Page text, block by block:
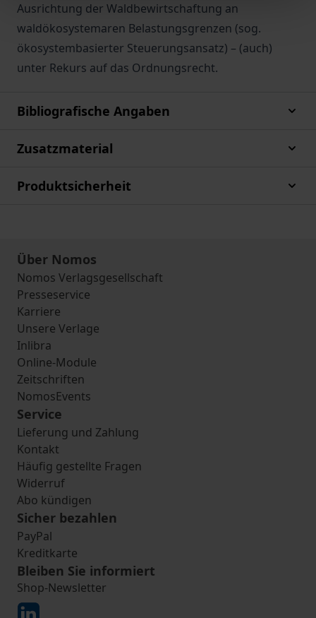
Ausrichtung der Waldbewirtschaftung an
waldökosystemaren Belastungsgrenzen (sog.
ökosystembasierter Steuerungsansatz) – (auch)
unter Rekurs auf das Ordnungsrecht.
Bibliografische Angaben
Zusatzmaterial
Produktsicherheit
Über Nomos
Nomos Verlagsgesellschaft
Presseservice
Karriere
Unsere Verlage
Inlibra
Online-Module
Zeitschriften
NomosEvents
Service
Lieferung und Zahlung
Kontakt
Häufig gestellte Fragen
Widerruf
Abo kündigen
Sicher bezahlen
PayPal
Kreditkarte
Bleiben Sie informiert
Shop-Newsletter